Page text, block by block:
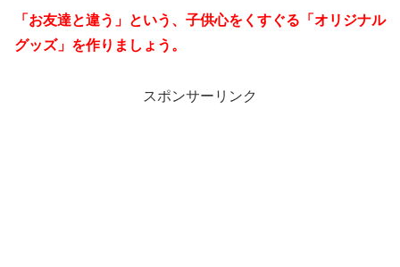
「お友達と違う」という、子供心をくすぐる「オリジナル
グッズ」を作りましょう。
スポンサーリンク